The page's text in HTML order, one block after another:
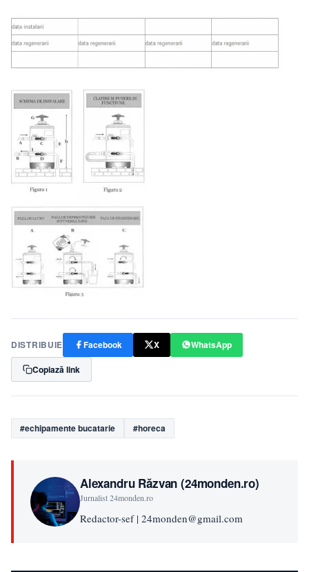
DISTRIBUIE Facebook X
WhatsApp
Copiază link
#echipamente bucatarie #horeca
Alexandru Răzvan (24monden.ro)
Jurnalist 24monden.ro
Redactor-sef | 24monden@gmail.com